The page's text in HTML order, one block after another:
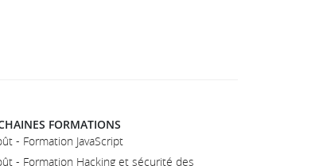
FORMATIONS
- Formation JavaScript
- Formation Hacking et sécurité des